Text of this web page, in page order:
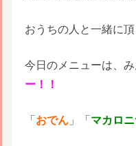
おうちの人と一緒に頂
今日のメニューは、
ー！！
「 おでん 」「 マカロ